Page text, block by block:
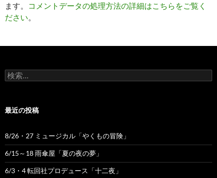
ます。
コメントデータの処理方法の詳細はこちらをご覧く
ださい。
検
索:
最近の投稿
8/26・27 ミュージカル「やくもの冒険」
6/15～18 雨傘屋「夏の夜の夢」
6/3・4 転回社プロデュース「十二夜」